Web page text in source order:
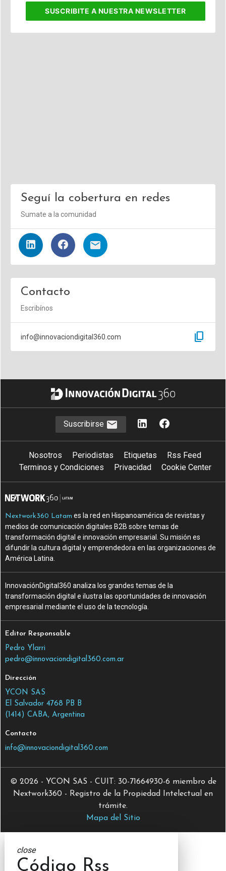
SUSCRIBITE A NUESTRA NEWSLETTER
Seguí la cobertura en redes
Sumate a la comunidad
Contacto
Escribínos
info@innovaciondigital360.com content_copy
Suscribirse
Nosotros Periodistas Etiquetas
Rss Feed
Terminos y Condiciones
Privacidad Cookie Center
Nextwork360 Latam es la red en Hispanoamérica de revistas y
medios de comunicación digitales B2B sobre temas de
transformación digital e innovación empresarial. Su misión es
difundir la cultura digital y emprendedora en las organizaciones de
América Latina.
InnovaciónDigital360 analiza los grandes temas de la
transformación digital e ilustra las oportunidades de innovación
empresarial mediante el uso de la tecnología.
Editor Responsable
Pedro Ylarri
pedro@innovaciondigital360.com.ar
Dirección
YCON SAS
El Salvador 4768 PB B
(1414) CABA, Argentina
Contacto
info@innovaciondigital360.com
© 2026 - YCON SAS - CUIT: 30-71664930-6 miembro de
Nextwork360 - Registro de la Propiedad Intelectual en
trámite.
Mapa del Sitio
close
Código Rss